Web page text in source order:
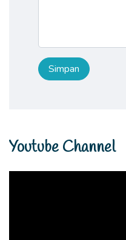
Youtube Channel